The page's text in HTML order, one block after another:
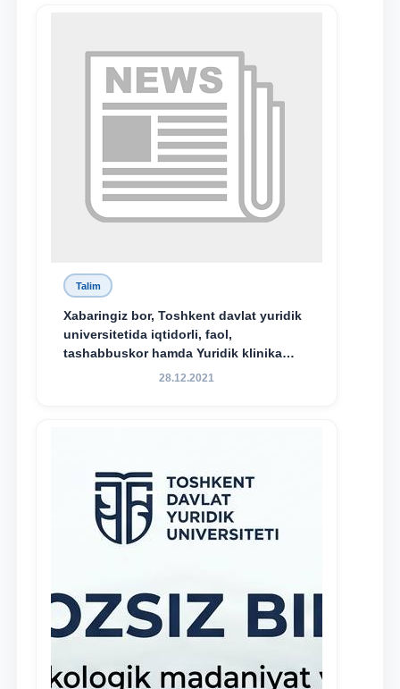
bo‘ldi.
Talim
Xabaringiz bor, Toshkent davlat yuridik
universitetida iqtidorli, faol,
tashabbuskor hamda Yuridik klinika
faoliyatida o‘z bilim va ko‘nikmalarini
28.12.2021